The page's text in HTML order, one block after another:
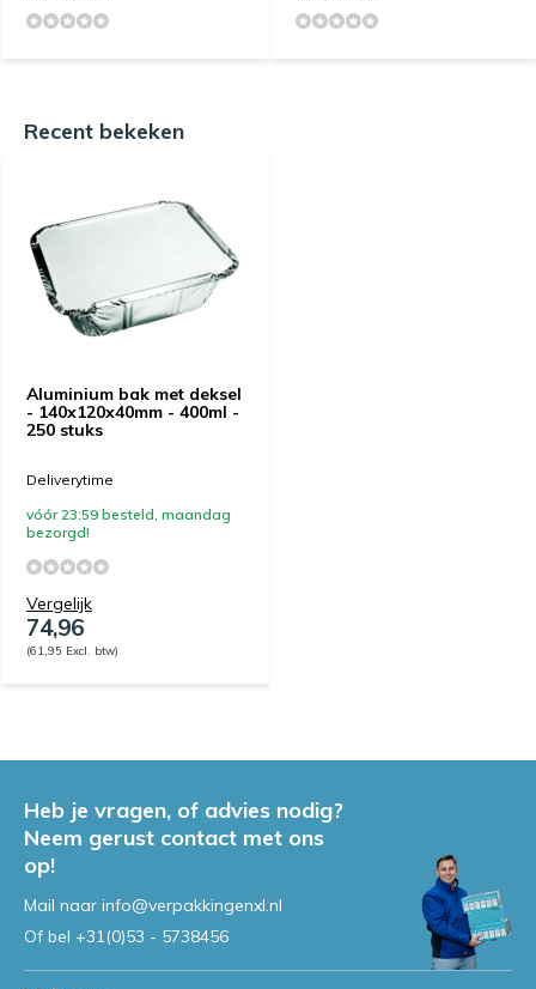
Recent bekeken
Aluminium bak met deksel
- 140x120x40mm - 400ml -
250 stuks
Deliverytime
vóór 23:59 besteld, maandag
bezorgd!
Vergelijk
74,96
(61,95 Excl. btw)
Heb je vragen, of advies nodig?
Neem gerust contact met ons
op!
Mail naar info@verpakkingenxl.nl
Of bel +31(0)53 - 5738456